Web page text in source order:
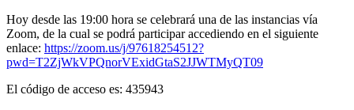
Hoy desde las 19:00 hora se celebrará una de las instancias vía
Zoom, de la cual se podrá participar accediendo en el siguiente
enlace: https://zoom.us/j/97618254512?
pwd=T2ZjWkVPQnorVExidGtaS2JJWTMyQT09
El código de acceso es: 435943